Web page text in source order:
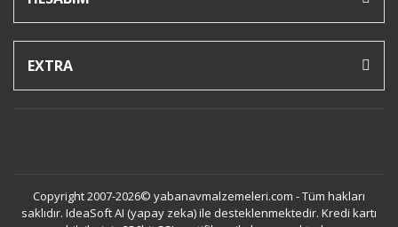
EXTRA
Copyright 2007-2026© yabanavmalzemeleri.com - Tüm hakları
saklıdır. IdeaSoft AI (yapay zeka) ile desteklenmektedir. Kredi kartı